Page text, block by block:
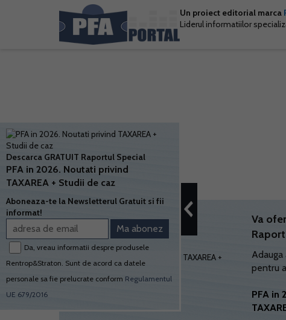
Un proiect editorial marca
Liderul informatiilor
Va
pentru
PFA in
Descarca GRATUIT Raportul Special
PFA in 2026. Noutati privind
TAXAREA + Studii de caz
Aboneaza-te la Newsletterul Gratuit si fii
informat!
Da, vreau informatii despre produsele
Rentrop&Straton. Sunt de acord ca datele
personale sa fie prelucrate conform Regulamentul
UE 679/2016